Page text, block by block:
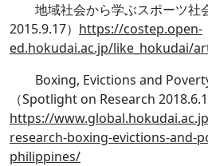
地域社会から学ぶスポーツ社
2015.9.17） https://costep.open-
ed.hokudai.ac.jp/like_hokudai/
Boxing, Evictions and
（Spotlight on Research
https://
research-boxing-evictions-and-
philippines/